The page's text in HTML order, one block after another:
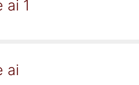
ai 1
ai